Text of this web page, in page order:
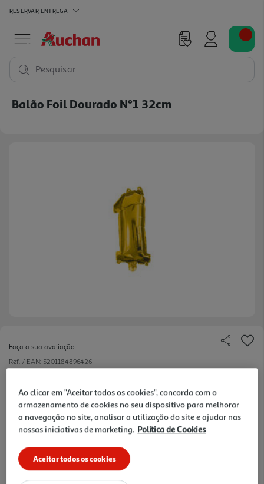
RESERVAR ENTREGA
Pesquisar
Balão Foil Dourado Nº1 32cm
Faça a sua avaliação
Ref. / EAN: 5201184896426
1,00 €
Notas de preparação
Ao clicar em "Aceitar todos os cookies", concorda com o
armazenamento de cookies no seu dispositivo para melhorar
a navegação no site, analisar a utilização do site e ajudar nas
nossas iniciativas de marketing. Política de Cookies
Aceitar todos os cookies